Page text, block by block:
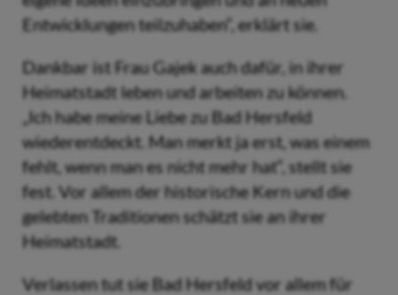
Entwicklungen teilzuhaben“, erklärt sie.
Dankbar ist Frau Gajek auch dafür, in ihrer
Heimatstadt leben und arbeiten zu können.
„Ich habe meine Liebe zu Bad Hersfeld
wiederentdeckt. Man merkt ja erst, was einem
fehlt, wenn man es nicht mehr hat“, stellt sie
fest. Vor allem der historische Kern und die
gelebten Traditionen schätzt sie an ihrer
Heimatstadt.
Verlassen tut sie Bad Hersfeld vor allem für